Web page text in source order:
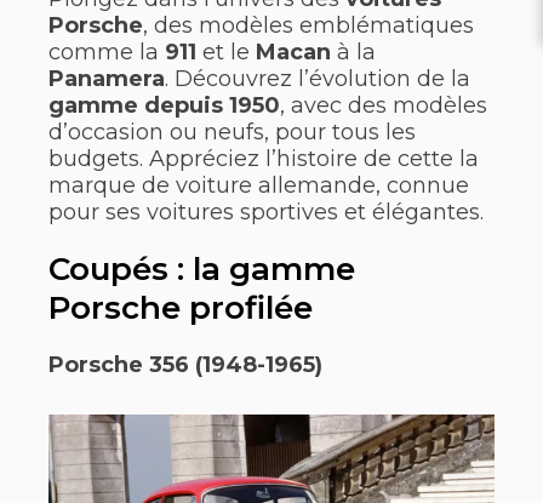
Porsche, des modèles emblématiques
comme la 911 et le Macan à la
Panamera. Découvrez l’évolution de la
gamme depuis 1950, avec des modèles
d’occasion ou neufs, pour tous les
budgets. Appréciez l’histoire de cette la
marque de voiture allemande, connue
pour ses voitures sportives et élégantes.
Coupés : la gamme
Porsche profilée
Porsche 356 (1948-1965)